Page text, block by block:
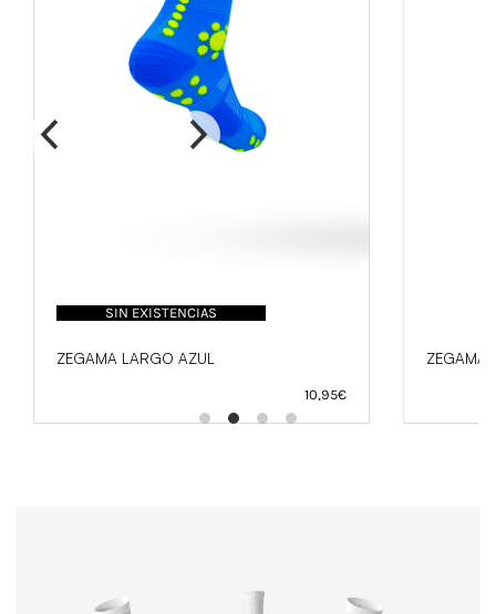
SIN EXISTENCIAS
ZEGAMA LARGO AZUL
10,95€
ZEGAMA